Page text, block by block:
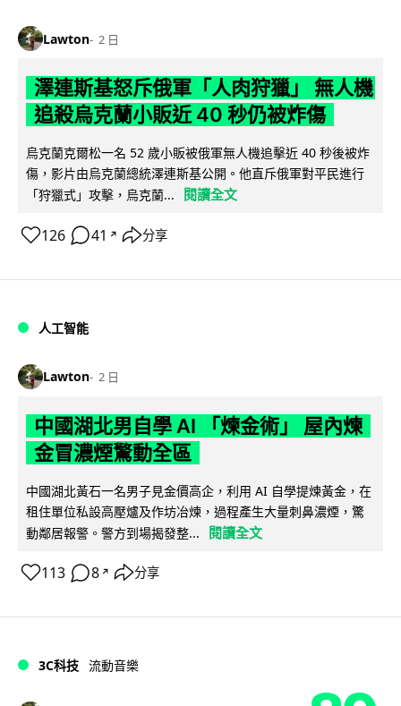
Lawton 2 日
澤連斯基怒斥俄軍「人肉狩獵」 無人機
追殺烏克蘭小販近 40 秒仍被炸傷
烏克蘭克爾松一名 52 歲小販被俄軍無人機追擊近 40 秒後被炸
傷，影片由烏克蘭總統澤連斯基公開。他直斥俄軍對平民進行
「狩獵式」攻擊，烏克蘭...
閱讀全文
126 41 ↗ 分享
人工智能
Lawton 2 日
中國湖北男自學 AI 「煉金術」 屋內煉
金冒濃煙驚動全區
中國湖北黃石一名男子見金價高企，利用 AI 自學提煉黃金，在
租住單位私設高壓爐及作坊冶煉，過程產生大量刺鼻濃煙，驚
動鄰居報警。警方到場揭發整...
閱讀全文
113 8 ↗ 分享
3C科技 流動音樂